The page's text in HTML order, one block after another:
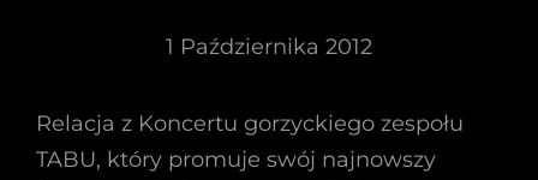
1 Października 2012
Relacja z Koncertu gorzyckiego zespołu
TABU, który promuje swój najnowszy